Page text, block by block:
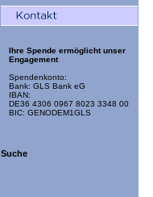
Ihre Spende ermöglicht unser
Engagement
Spendenkonto:
Bank: GLS Bank eG
IBAN:
DE36 4306 0967 8023 3348 00
BIC: GENODEM1GLS
Suche